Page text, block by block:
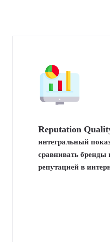
Reputation
интегральный
сравнивать бренды
репутацией в